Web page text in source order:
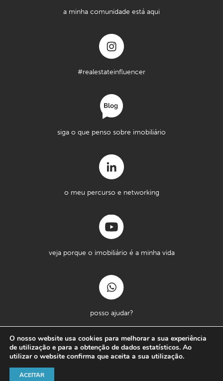
a minha comunidade está aqui
#realestateinfluencer
siga o que penso sobre imobiliário
o meu percurso e networking
veja porque o imobiliário é a minha vida
posso ajudar?
Copyright © Massimo Forte 2026
O nosso website usa cookies para melhorar a sua experiência
de utilização e para a obtenção de dados estatísticos. Ao
utilizar o website confirma que aceita a sua utilização.
ACEITAR